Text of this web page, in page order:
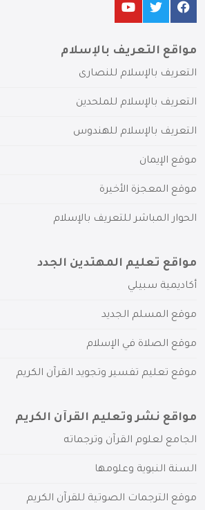
مواقع التعريف بالإسلام
التعريف بالإسلام للنصارى
التعريف بالإسلام للملحدين
التعريف بالإسلام للهندوس
موقع الإيمان
موقع المعجزة الأخيرة
الحوار المباشر للتعريف بالإسلام
مواقع تعليم المهتدين الجدد
أكاديمية سبيلي
موقع المسلم الجديد
موقع الصلاة في الإسلام
موقع تعليم تفسير وتجويد القرآن الكريم
مواقع نشر وتعليم القرآن الكريم
الجامع لعلوم القرآن وترجماته
السنة النبوية وعلومها
موقع الترجمات الصوتية للقرآن الكريم